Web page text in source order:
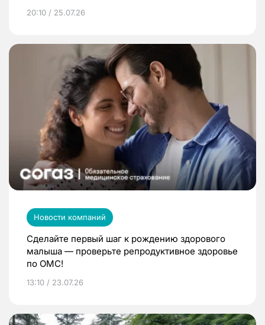
20:10 / 25.07.26
Новости компаний
Сделайте первый шаг к рождению здорового
малыша — проверьте репродуктивное здоровье
по ОМС!
13:10 / 23.07.26